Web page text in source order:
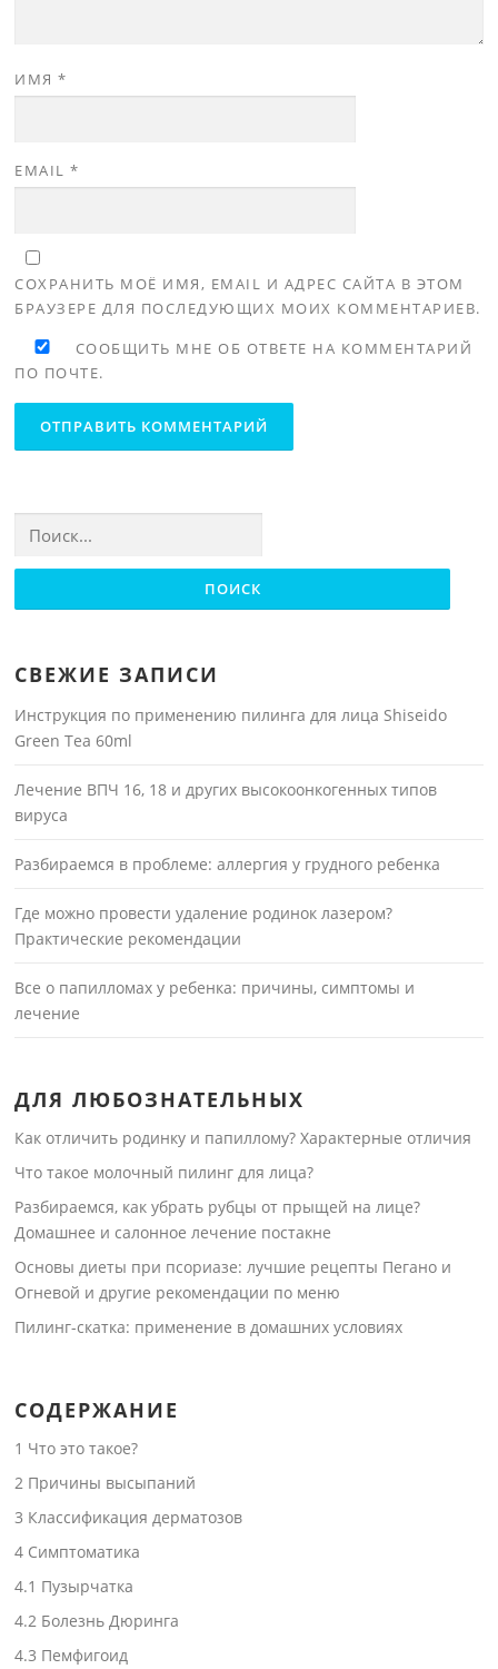
ИМЯ*
EMAIL*
СОХРАНИТЬ МОЁ ИМЯ, EMAIL И АДРЕС САЙТА В ЭТОМ
БРАУЗЕРЕ ДЛЯ ПОСЛЕДУЮЩИХ МОИХ КОММЕНТАРИЕВ.
СООБЩИТЬ МНЕ ОБ ОТВЕТЕ НА КОММЕНТАРИЙ
ПО ПОЧТЕ.
СВЕЖИЕ ЗАПИСИ
Инструкция по применению пилинга для лица Shiseido
Green Tea 60ml
Лечение ВПЧ 16, 18 и других высокоонкогенных типов
вируса
Разбираемся в проблеме: аллергия у грудного ребенка
Где можно провести удаление родинок лазером?
Практические рекомендации
Все о папилломах у ребенка: причины, симптомы и
лечение
ДЛЯ ЛЮБОЗНАТЕЛЬНЫХ
Как отличить родинку и папиллому? Характерные отличия
Что такое молочный пилинг для лица?
Разбираемся, как убрать рубцы от прыщей на лице?
Домашнее и салонное лечение постакне
Основы диеты при псориазе: лучшие рецепты Пегано и
Огневой и другие рекомендации по меню
Пилинг-скатка: применение в домашних условиях
СОДЕРЖАНИЕ
1 Что это такое?
2 Причины высыпаний
3 Классификация дерматозов
4 Симптоматика
4.1 Пузырчатка
4.2 Болезнь Дюринга
4.3 Пемфигоид